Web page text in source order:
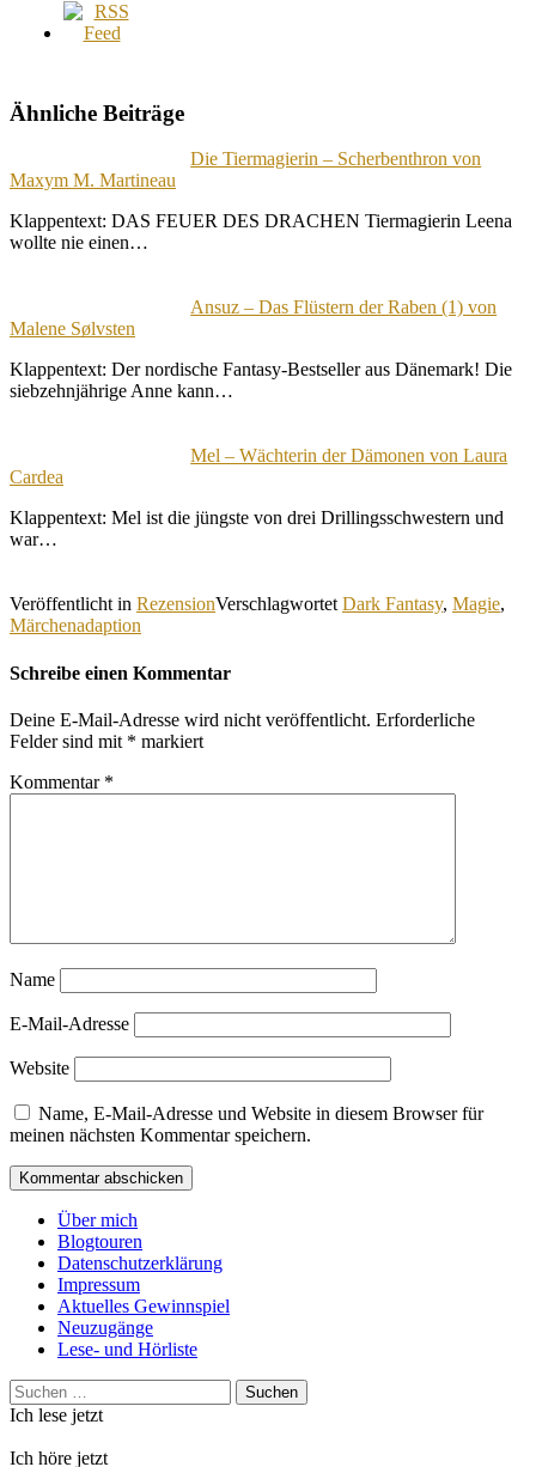
Ähnliche Beiträge
Die Tiermagierin – Scherbenthron von
Maxym M. Martineau
Klappentext: DAS FEUER DES DRACHEN Tiermagierin Leena
wollte nie einen…
Ansuz – Das Flüstern der Raben (1) von
Malene Sølvsten
Klappentext: Der nordische Fantasy-Bestseller aus Dänemark! Die
siebzehnjährige Anne kann…
Mel – Wächterin der Dämonen von Laura
Cardea
Klappentext: Mel ist die jüngste von drei Drillingsschwestern und
war…
Veröffentlicht in RezensionVerschlagwortet Dark Fantasy, Magie,
Märchenadaption
Schreibe einen Kommentar
Deine E-Mail-Adresse wird nicht veröffentlicht. Erforderliche
Felder sind mit * markiert
Kommentar *
Name
E-Mail-Adresse
Website
Name, E-Mail-Adresse und Website in diesem Browser für
meinen nächsten Kommentar speichern.
Über mich
Blogtouren
Datenschutzerklärung
Impressum
Aktuelles Gewinnspiel
Neuzugänge
Lese- und Hörliste
Suchen
nach:
Ich lese jetzt
Ich höre jetzt